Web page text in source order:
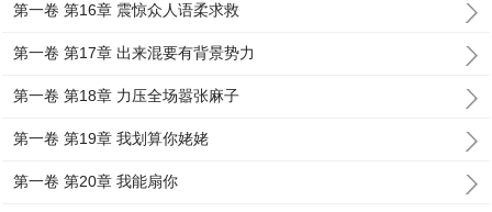
第一卷 第16章 震惊众人语柔求救
第一卷 第17章 出来混要有背景势力
第一卷 第18章 力压全场嚣张麻子
第一卷 第19章 我划算你姥姥
第一卷 第20章 我能扇你